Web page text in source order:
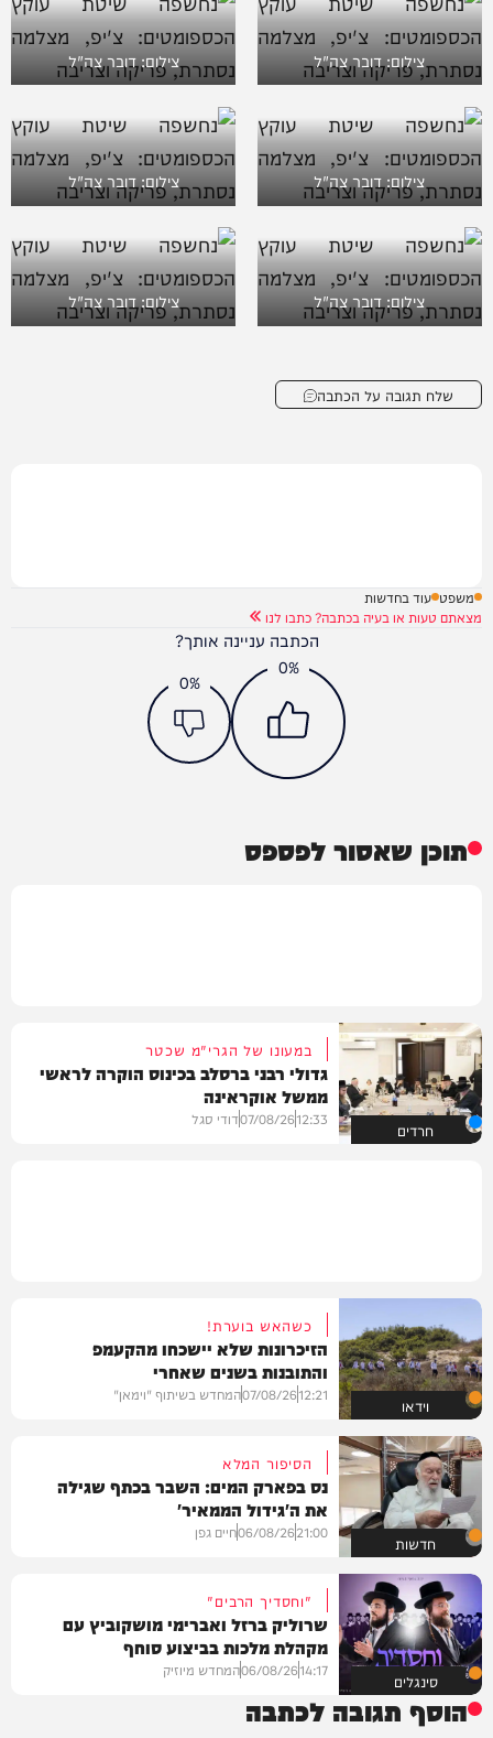
צילום: דובר צה"ל צילום: דובר צה"ל
צילום: דובר צה"ל צילום: דובר צה"ל
צילום: דובר צה"ל צילום: דובר צה"ל
שלח תגובה על הכתבה
משפט עוד בחדשות
מצאתם טעות או בעיה בכתבה? כתבו לנו
הכתבה עניינה אותך?
0%
0%
תוכן שאסור לפספס
חרדים
במעונו של הגרי"מ שכטר
גדולי רבני ברסלב בכינוס הוקרה לראשי
ממשל אוקראינה
12:33
07/08/26דודי סגל
וידאו
כשהאש בוערת!
הזיכרונות שלא יישכחו מהקעמפ
והתובנות בשנים שאחרי
12:21
07/08/26המחדש בשיתוף "וימאן"
חדשות
הסיפור המלא
נס בפארק המים: השבר בכתף שגילה
את ה'גידול הממאיר'
21:00
06/08/26חיים גפן
סינגלים
"וחסדיך הרבים"
שרוליק ברזל ואברימי מושקוביץ עם
מקהלת מלכות בביצוע סוחף
14:17
06/08/26המחדש מיוזיק
הוסף תגובה לכתבה